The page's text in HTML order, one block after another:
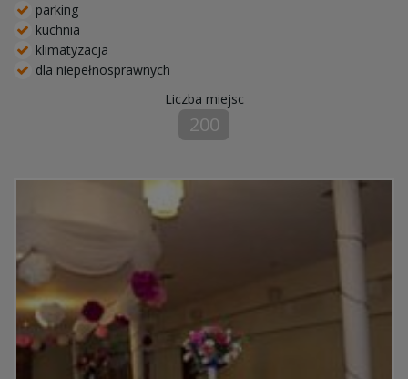
parking
kuchnia
klimatyzacja
dla niepełnosprawnych
Liczba miejsc
200